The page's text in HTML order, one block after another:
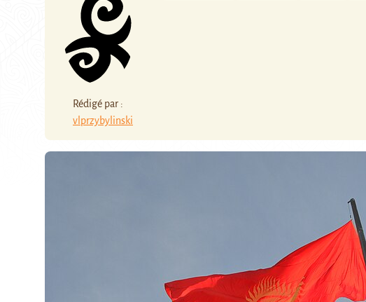
Rédigé par :
vlprzybylinski